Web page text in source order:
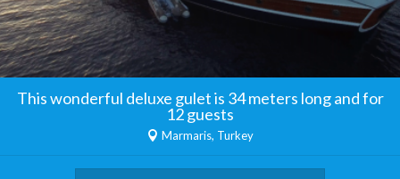
This wonderful deluxe gulet is 34 meters long and for
12 guests
Marmaris, Turkey